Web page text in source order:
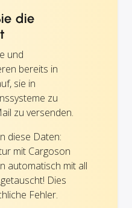
die
und
bereits in
sie in
zu
zu versenden.
diese Daten:
mit Cargoson
automatisch mit all
Dies
Fehler.